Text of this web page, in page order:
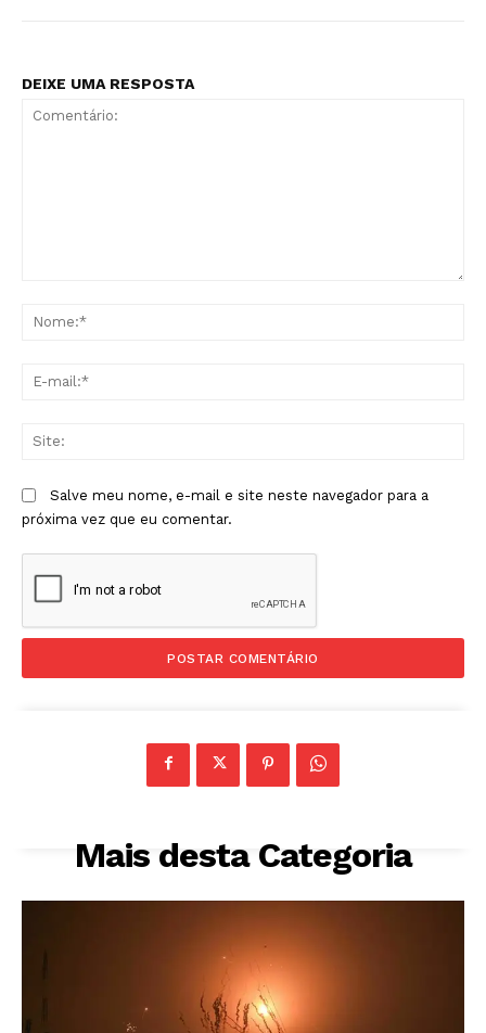
DEIXE UMA RESPOSTA
Salve meu nome, e-mail e site neste navegador para a
próxima vez que eu comentar.
Mais desta Categoria